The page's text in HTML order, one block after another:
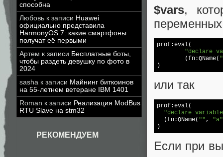
способна
Любовь к записи Huawei
официально представила
HarmonyOS 7: какие смартфоны
получат её первыми
Артем к записи Бесплатные боты,
чтобы раздеть девушку по фото в
2024
sasha к записи Майнинг биткоинов
на 55-летнем ветеране IBM 1401
Roman к записи Реализация ModBus
RTU Slave на stm32
РЕКОМЕНДУЕМ
$vars,
prof:eval(
"declare
	(fn:QName(
или так
prof:eval(
"declare
  (fn:QName(
"", "a"
Если при